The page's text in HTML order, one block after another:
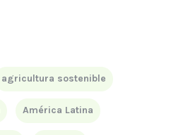
agricultura sostenible
América Latina